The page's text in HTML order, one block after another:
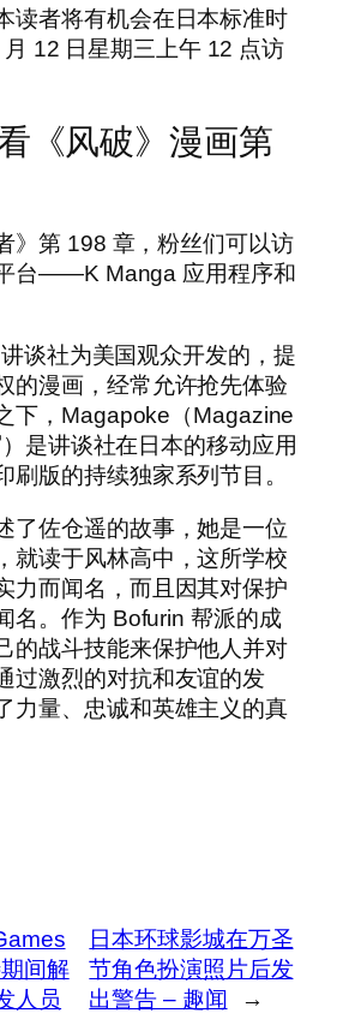
读者将有机会在日本标准时
12 日星期三上午 12 点访
《风破》漫画第
》第 198 章，粉丝们可以访
台——K Manga 应用程序和
谈社为美国观众开发的，提
的漫画，经常允许抢先体验
下，Magapoke（Magazine
是讲谈社在日本的移动应用
刷版的持续独家系列节目。
了佐仓遥的故事，她是一位
就读于风林高中，这所学校
力而闻名，而且因其对保护
名。作为 Bofurin 帮派的成
的战斗技能来保护他人并对
过激烈的对抗和友谊的发
力量、忠诚和英雄主义的真
间解
人员
日本环球影城在万圣
节角色扮演照片后发
出警告 – 趣闻
→